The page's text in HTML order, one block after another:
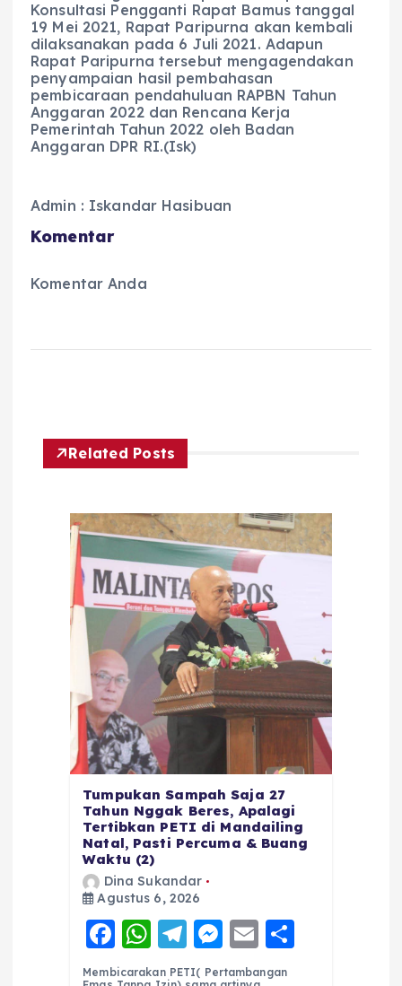
Konsultasi Pengganti Rapat Bamus tanggal
19 Mei 2021, Rapat Paripurna akan kembali
dilaksanakan pada 6 Juli 2021. Adapun
Rapat Paripurna tersebut mengagendakan
penyampaian hasil pembahasan
pembicaraan pendahuluan RAPBN Tahun
Anggaran 2022 dan Rencana Kerja
Pemerintah Tahun 2022 oleh Badan
Anggaran DPR RI.(Isk)
Admin : Iskandar Hasibuan
Komentar
Komentar Anda
Related Posts
Tumpukan Sampah Saja 27
Tahun Nggak Beres, Apalagi
Tertibkan PETI di Mandailing
Natal, Pasti Percuma & Buang
Waktu (2)
Dina Sukandar
Agustus 6, 2026
F
a
W
h
T
el
M
e
E
m
Membicarakan PETI( Pertambangan